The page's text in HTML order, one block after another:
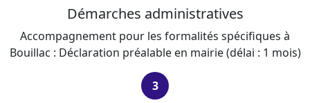
Démarches administratives
Accompagnement pour les formalités spécifiques à
Bouillac : Déclaration préalable en mairie (délai : 1 mois)
3